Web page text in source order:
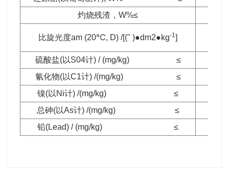
灼烧残渣，W%≤
比旋光度am (20℃, D) /[(" )●dm2●kg-1]
硫酸盐(以S04计) / (mg/kg) ≤
氰化物(以C1计) /(mg/kg) ≤
镍(以Ni计) /(mg/kg) ≤
总砷(以As计) /(mg/kg) ≤
铅(Lead) / (mg/kg) ≤